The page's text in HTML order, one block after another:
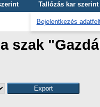
Tallózás kar szerint
Bejelentkezés
szak